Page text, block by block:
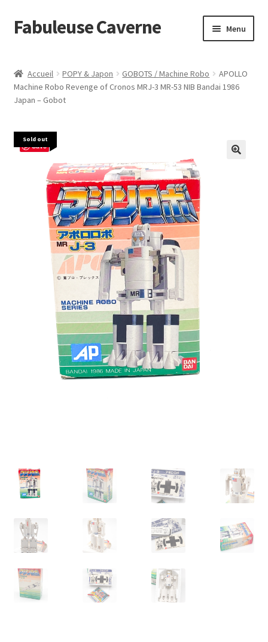
Aller
à
navigation
Aller
au
Fabuleuse Caverne Menu
En boutique
Ouvrir
En réapprovisionnement
Accueil POPY & Japon GOBOTS / Machine Robo
APOLLO
Machine Robo Revenge of Cronos MRJ-3 MR-53 NIB Bandai 1986
Japan – Gobot
Sold out
Save